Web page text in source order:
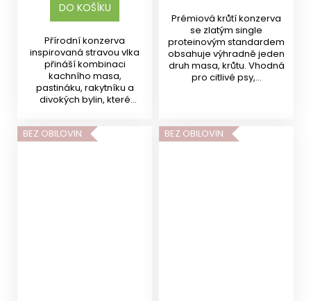
DO KOŠÍKU
Přírodní konzerva
inspirovaná stravou vlka
přináší kombinaci
kachního masa,
pastináku, rakytníku a
divokých bylin, které
Prémiová krůtí konzerva
se zlatým single
proteinovým standardem
obsahuje výhradně jeden
druh masa, krůtu. Vhodná
pro citlivé psy,...
BEZ OBILOVIN BEZ OBILOVIN